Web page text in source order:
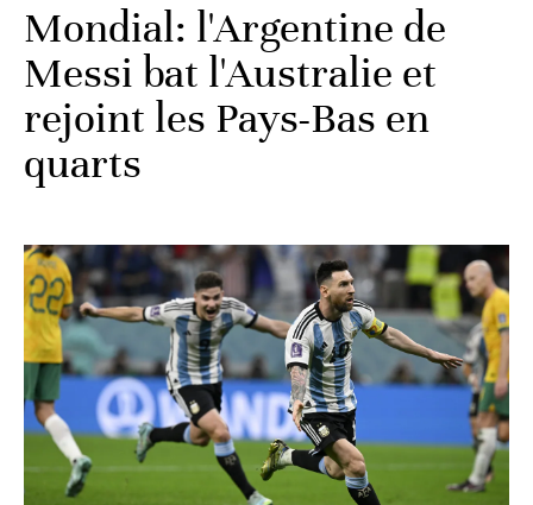
Mondial: l'Argentine de
Messi bat l'Australie et
rejoint les Pays-Bas en
quarts